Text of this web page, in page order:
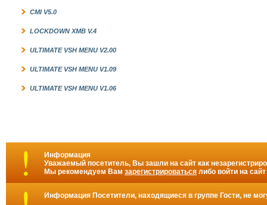
CMI V5.0
LOCKDOWN XMB V.4
ULTIMATE VSH MENU V2.00
ULTIMATE VSH MENU V1.09
ULTIMATE VSH MENU V1.06
Информация
Уважаемый посетитель, Вы зашли на сайт как
Мы рекомендуем Вам зарегистрироваться либо войти на
Информация Посетители, находящиеся в группе Гости, не